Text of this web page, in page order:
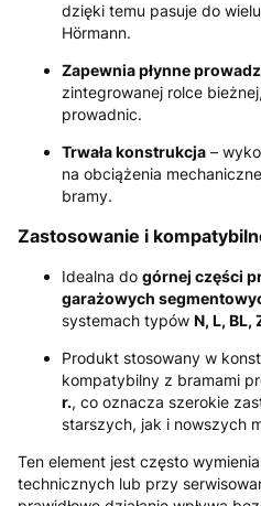
dzięki temu pasuje do
Hörmann.
Zapewnia płynne
zintegrowanej rolce
prowadnic.
Trwała konstrukcja –
na obciążenia
bramy.
Zastosowanie i
Idealna do górnej części
garażowych
systemach typów N, L, BL,
Produkt stosowany w
kompatybilny z bramami
r., co oznacza szerokie
starszych, jak i nowszych
Ten element jest często
technicznych lub przy